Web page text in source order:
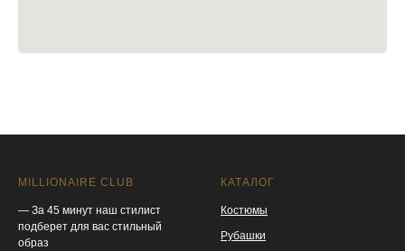
MILLIONAIRE CLUB
— За 45 минут наш стилист
подберет для вас стильный
образ
КАТАЛОГ
Костюмы
Рубашки